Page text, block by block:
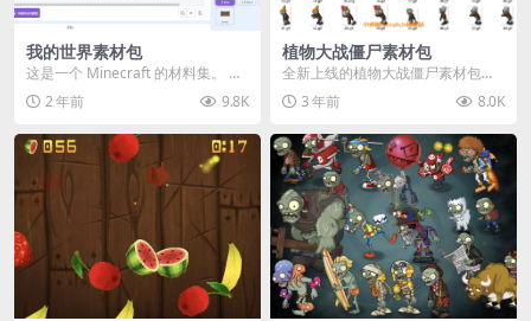
我的世界素材包
这是一个 Minecraft 的材料集。 操
作方法如下： 工具 → 右箭头 怪物...
2 年前 9.8K
植物大战僵尸素材包
全新上线的植物大战僵尸素材包，
内含48个精选资源，涵盖角色、场
景、音效等多样内容...
3 年前 8.0K